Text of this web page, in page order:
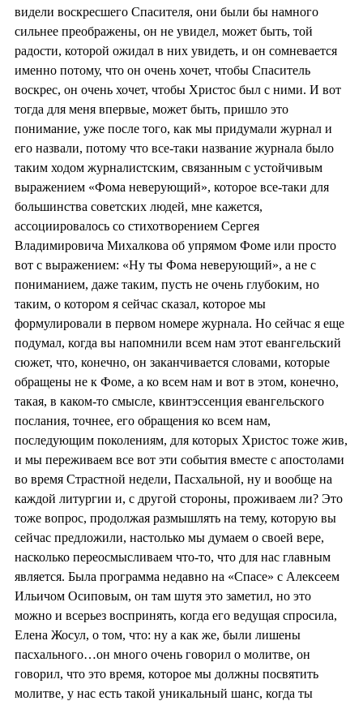
видели воскресшего Спасителя, они были бы намного
сильнее преображены, он не увидел, может быть, той
радости, которой ожидал в них увидеть, и он сомневается
именно потому, что он очень хочет, чтобы Спаситель
воскрес, он очень хочет, чтобы Христос был с ними. И вот
тогда для меня впервые, может быть, пришло это
понимание, уже после того, как мы придумали журнал и
его назвали, потому что все-таки название журнала было
таким ходом журналистским, связанным с устойчивым
выражением «Фома неверующий», которое все-таки для
большинства советских людей, мне кажется,
ассоциировалось со стихотворением Сергея
Владимировича Михалкова об упрямом Фоме или просто
вот с выражением: «Ну ты Фома неверующий», а не с
пониманием, даже таким, пусть не очень глубоким, но
таким, о котором я сейчас сказал, которое мы
формулировали в первом номере журнала. Но сейчас я еще
подумал, когда вы напомнили всем нам этот евангельский
сюжет, что, конечно, он заканчивается словами, которые
обращены не к Фоме, а ко всем нам и вот в этом, конечно,
такая, в каком-то смысле, квинтэссенция евангельского
послания, точнее, его обращения ко всем нам,
последующим поколениям, для которых Христос тоже жив,
и мы переживаем все вот эти события вместе с апостолами
во время Страстной недели, Пасхальной, ну и вообще на
каждой литургии и, с другой стороны, проживаем ли? Это
тоже вопрос, продолжая размышлять на тему, которую вы
сейчас предложили, настолько мы думаем о своей вере,
насколько переосмысливаем что-то, что для нас главным
является. Была программа недавно на «Спасе» с Алексеем
Ильичом Осиповым, он там шутя это заметил, но это
можно и всерьез воспринять, когда его ведущая спросила,
Елена Жосул, о том, что: ну а как же, были лишены
пасхального…он много очень говорил о молитве, он
говорил, что это время, которое мы должны посвятить
молитве, у нас есть такой уникальный шанс, когда ты